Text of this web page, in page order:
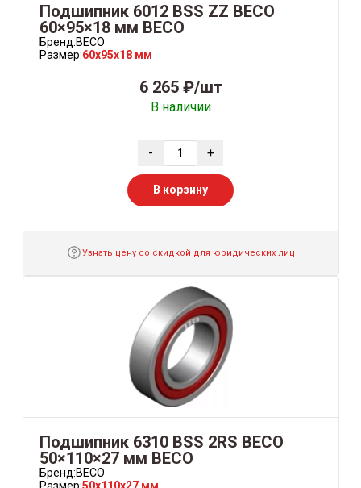
Подшипник 6012 BSS ZZ BECO
60×95×18 мм BECO
Бренд:BECO
Размер:60x95x18 мм
6 265 ₽/шт
В наличии
- +
В корзину
Узнать цену со скидкой для юридических лиц
Подшипник 6310 BSS 2RS BECO
50×110×27 мм BECO
Бренд:BECO
Размер:50x110x27 мм